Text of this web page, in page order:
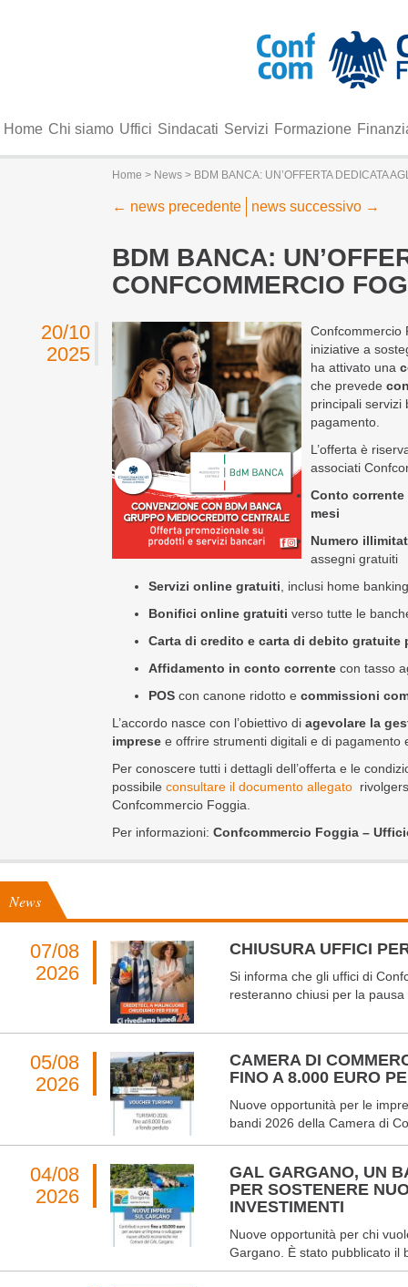
Home Chi siamo Uffici Sindacati Servizi Formazione
Home > News > BDM BANCA: UN’OFFERTA DEDICATA
← news precedente news successivo →
BDM BANCA:
CONFCOMMERCIO
20/10
2025
Confcommercio
iniziative a
ha attivato una
che prevede
principali servizi
pagamento.
L’offerta è
associati
Conto corrente
mesi
Numero
assegni gratuiti
Servizi online gratuiti , inclusi home
Bonifici online gratuiti verso tutte le
Carta di credito e carta di debito gratuite
Affidamento in conto corrente con tasso
POS con canone ridotto ecommissioni
L’accordo nasce con l’obiettivo diagevolare la
imprese e offrire strumenti digitali e di pagamento
Per conoscere tutti i dettagli dell’offerta e le
possibileconsultare il documento allegato
Confcommercio Foggia.
Per informazioni:Confcommercio Foggia –
News
07/08
2026
CHIUSURA UFFICI
Si informa che gli uffici di
resteranno chiusi per la pausa
05/08
2026
CAMERA DI
FINO A 8.000 EURO
Nuove opportunità per le
bandi 2026 della Camera di
04/08
2026
GAL GARGANO, UN
PER SOSTENERE
INVESTIMENTI
Nuove opportunità per chi
Gargano. È stato pubblicato il